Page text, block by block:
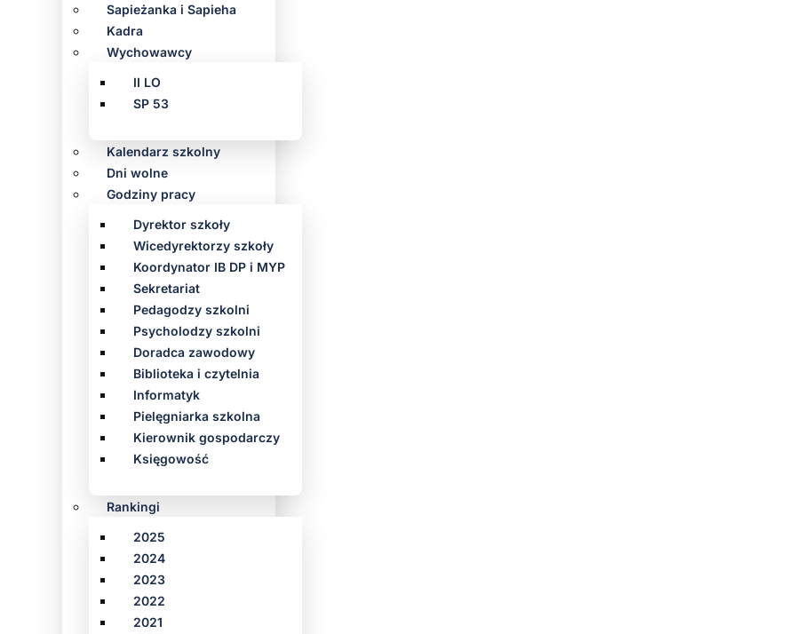
Sapieżanka i Sapieha
Kadra
Wychowawcy
II LO
SP 53
Kalendarz szkolny
Dni wolne
Godziny pracy
Dyrektor szkoły
Wicedyrektorzy szkoły
Koordynator IB DP i MYP
Sekretariat
Pedagodzy szkolni
Psycholodzy szkolni
Doradca zawodowy
Biblioteka i czytelnia
Informatyk
Pielęgniarka szkolna
Kierownik gospodarczy
Księgowość
Rankingi
2025
2024
2023
2022
2021